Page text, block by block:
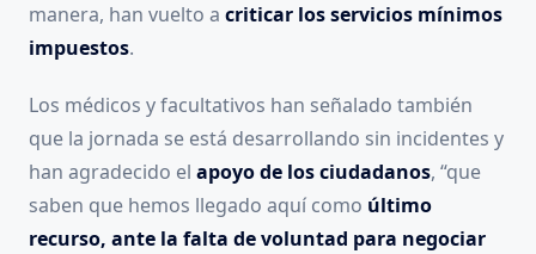
manera, han vuelto a criticar los servicios mínimos
impuestos.
Los médicos y facultativos han señalado también
que la jornada se está desarrollando sin incidentes y
han agradecido el apoyo de los ciudadanos, “que
saben que hemos llegado aquí como último
recurso, ante la falta de voluntad para negociar